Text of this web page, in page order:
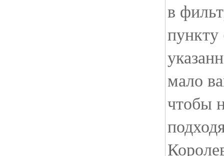
в
пункту
мало
чтобы